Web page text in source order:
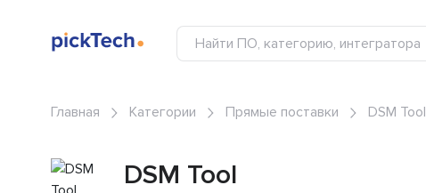
Главная Категории Прямые поставки DSM Tool
DSM Tool